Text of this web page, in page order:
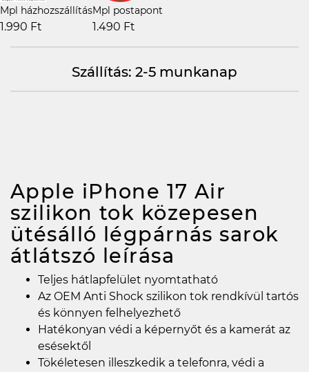
Mpl házhozszállítás
1.990 Ft
Mpl postapont
1.490 Ft
Szállítás: 2-5 munkanap
Apple iPhone 17 Air
szilikon tok közepesen
ütésálló légpárnás sarok
átlátszó leírása
Teljes hátlapfelület nyomtatható
Az OEM Anti Shock szilikon tok rendkívül tartós
és könnyen felhelyezhető
Hatékonyan védi a képernyőt és a kamerát az
esésektől
Tökéletesen illeszkedik a telefonra, védi a